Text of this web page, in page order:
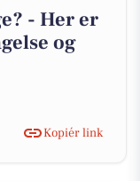
- Her er
og
Kopiér link